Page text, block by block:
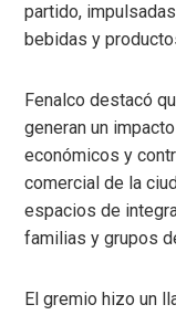
partido,
bebidas y
Fenalco destacó
generan un
económicos y
comercial de la
espacios de
familias y grupos
El gremio hizo un